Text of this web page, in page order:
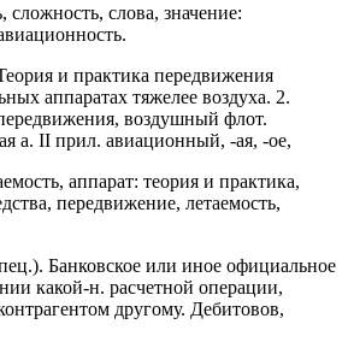
слова, значение:
и практика передвижения
аппаратах тяжелее воздуха. 2.
воздушный флот.
а. II прил. авиационный, -ая, -ое,
аппарат: теория и практика,
передвижение, летаемость,
Банковское или иное официальное
какой-н. расчетной операции,
другому. Дебитовов,